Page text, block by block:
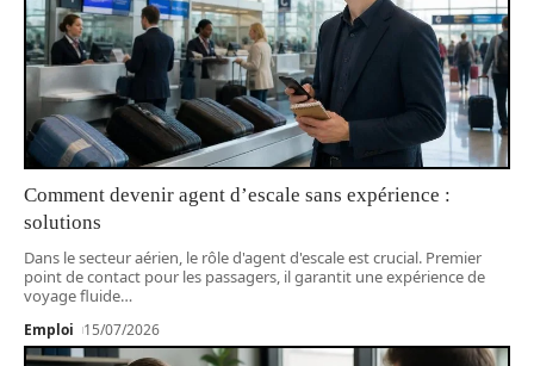
Comment devenir agent d’escale sans expérience :
solutions
Dans le secteur aérien, le rôle d'agent d'escale est crucial. Premier
point de contact pour les passagers, il garantit une expérience de
voyage fluide…
Emploi 15/07/2026